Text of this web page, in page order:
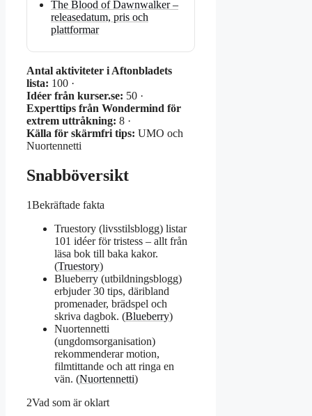
The Blood of Dawnwalker –
releasedatum, pris och
plattformar
Antal aktiviteter i Aftonbladets
lista: 100 ·
Idéer från kurser.se: 50 ·
Experttips från Wondermind för
extrem uttråkning: 8 ·
Källa för skärmfri tips: UMO och
Nuortennetti
Snabböversikt
1Bekräftade fakta
Truestory (livsstilsblogg) listar
101 idéer för tristess – allt från
läsa bok till baka kakor.
(Truestory)
Blueberry (utbildningsblogg)
erbjuder 30 tips, däribland
promenader, brädspel och
skriva dagbok. (Blueberry)
Nuortennetti
(ungdomsorganisation)
rekommenderar motion,
filmtittande och att ringa en
vän. (Nuortennetti)
2Vad som är oklart